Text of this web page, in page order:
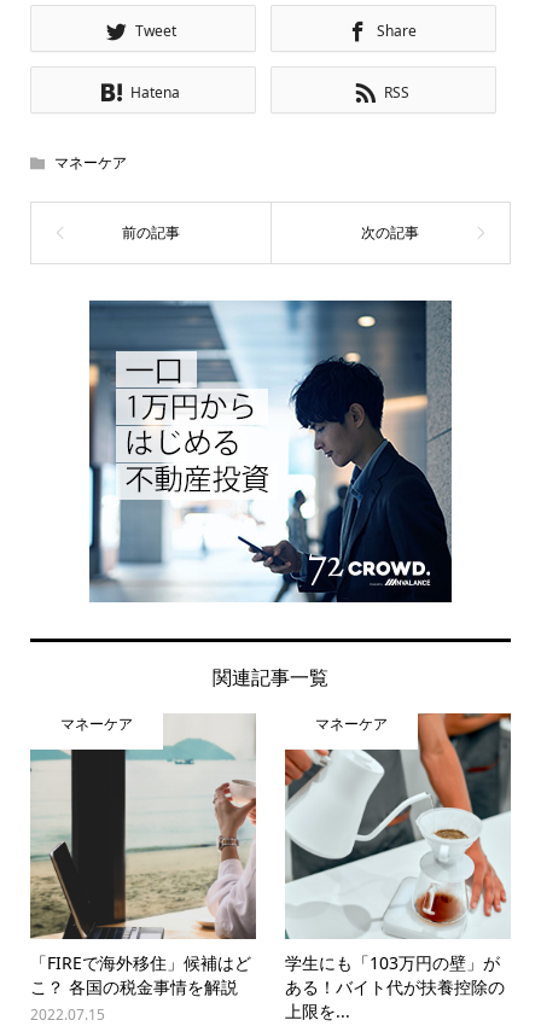
Tweet Share
Hatena RSS
マネーケア
関連記事一覧
マネーケア
「FIREで海外移住」候補はど
こ？ 各国の税金事情を解説
2022.07.15
マネーケア
学生にも「103万円の壁」が
ある！バイト代が扶養控除の
上限を...